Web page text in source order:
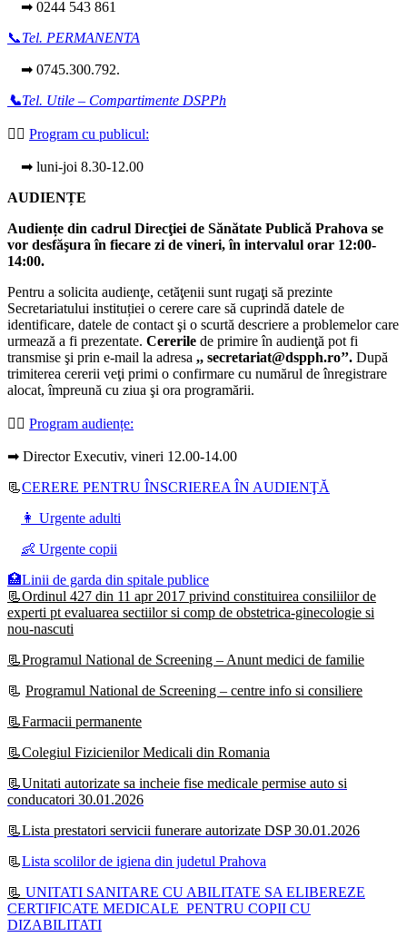
➡ 0244 543 861
📞Tel. PERMANENTA
➡ 0745.300.792.
📞Tel. Utile – Compartimente DSPPh
👩‍⚕️ Program cu publicul:
➡ luni-joi 8.30-12.00
AUDIENȚE
Audiențe din cadrul Direcţiei de Sănătate Publică Prahova se
vor desfăşura în fiecare zi de vineri, în intervalul orar 12:00-
14:00.
Pentru a solicita audienţe, cetăţenii sunt rugaţi să prezinte
Secretariatului instituției o cerere care să cuprindă datele de
identificare, datele de contact şi o scurtă descriere a problemelor care
urmează a fi prezentate. Cererile de primire în audienţă pot fi
transmise şi prin e-mail la adresa ,, secretariat@dspph.ro’’. După
trimiterea cererii veţi primi o confirmare cu numărul de înregistrare
alocat, împreună cu ziua şi ora programării.
👩‍⚕️ Program audiențe:
➡ Director Executiv, vineri 12.00-14.00
📃CERERE PENTRU ÎNSCRIEREA ÎN AUDIENŢĂ
👩 Urgente adulti
👶 Urgente copii
🏥Linii de garda din spitale publice
📃Ordinul 427 din 11 apr 2017 privind constituirea consiliilor de
experti pt evaluarea sectiilor si comp de obstetrica-ginecologie si
nou-nascuti
📃Programul National de Screening – Anunt medici de familie
📃 Programul National de Screening – centre info si consiliere
📃Farmacii permanente
📃Colegiul Fizicienilor Medicali din Romania
📃Unitati autorizate sa incheie fise medicale permise auto si
conducatori 30.01.2026
📃Lista prestatori servicii funerare autorizate DSP 30.01.2026
📃Lista scolilor de igiena din judetul Prahova
📃 UNITATI SANITARE CU ABILITATE SA ELIBEREZE
CERTIFICATE MEDICALE PENTRU COPII CU
DIZABILITATI